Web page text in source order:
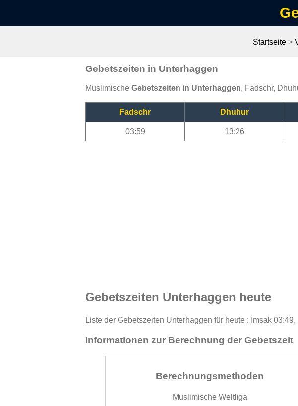
Startseite >
Gebetszeiten in Unterhaggen
Muslimische Gebetszeiten in Unterhaggen, Fadschr,
Fadschr Dhuhur
03:59 13:26
Gebetszeiten Unterhaggen heute
Liste der Gebetszeiten Unterhaggen für heute : Imsak
Informationen zur Berechnung der Gebetszeit
Berechnungsmethoden
Muslimische Weltliga